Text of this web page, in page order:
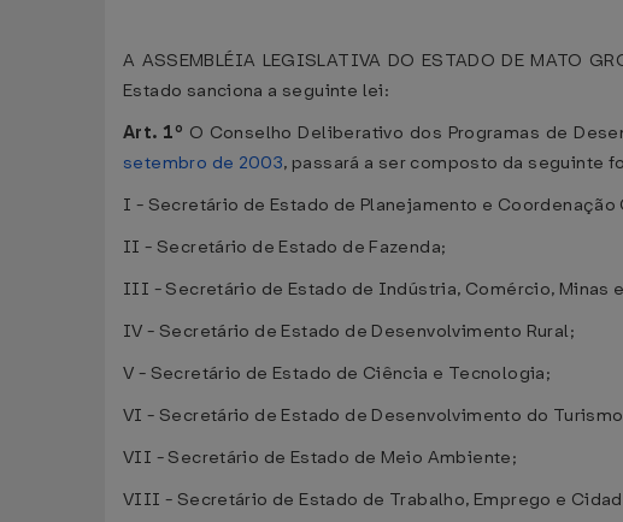
A ASSEMBLÉIA LEGISLATIVA DO ESTADO DE MATO
Estado sanciona a seguinte lei:
Art. 1º O Conselho Deliberativo dos Programas de
setembro de 2003, passará a ser composto da seguinte
I - Secretário de Estado de Planejamento e Coordenação
II - Secretário de Estado de Fazenda;
III - Secretário de Estado de Indústria, Comércio, Minas
IV - Secretário de Estado de Desenvolvimento Rural;
V - Secretário de Estado de Ciência e Tecnologia;
VI - Secretário de Estado de Desenvolvimento do
VII - Secretário de Estado de Meio Ambiente;
VIII - Secretário de Estado de Trabalho, Emprego e